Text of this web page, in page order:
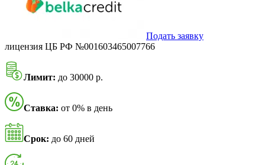
Подать заявку
лицензия ЦБ РФ №001603465007766
Лимит: до 30000 р.
Ставка: от 0% в день
Срок: до 60 дней